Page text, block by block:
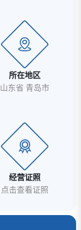
所在地区
山东省 青岛市
经营证照
点击查看证照